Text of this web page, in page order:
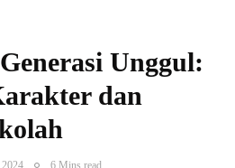
Unggul:
dan